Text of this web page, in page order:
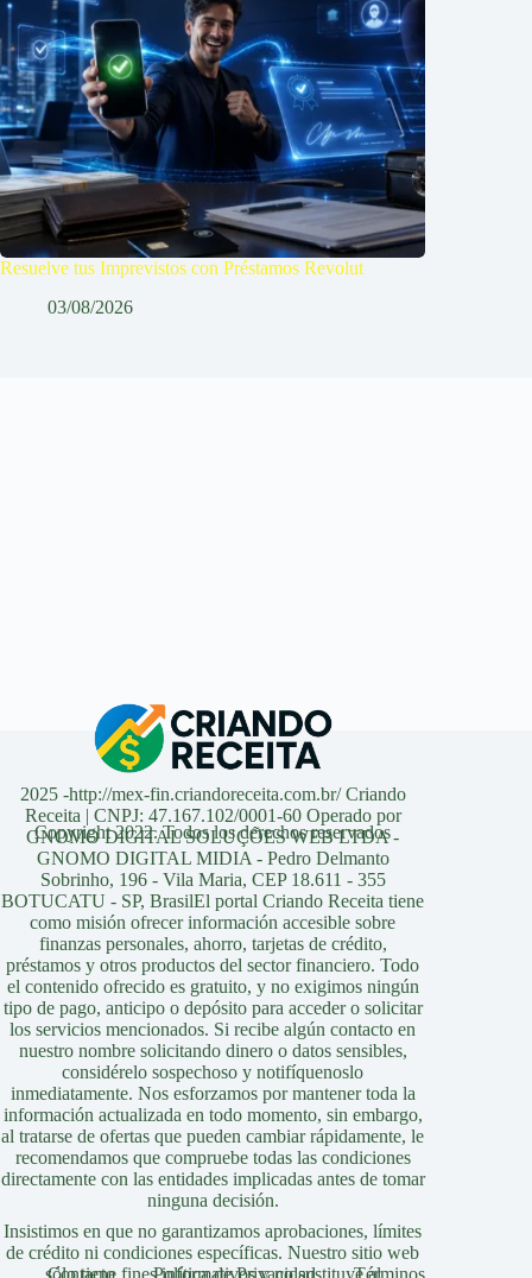
Resuelve tus Imprevistos con Préstamos Revolut
03/08/2026
Copyright 2022. Todos los derechos reservados
2025 -http://mex-fin.criandoreceita.com.br/ Criando
Receita | CNPJ: 47.167.102/0001-60 Operado por
GNOMO DIGITAL SOLUÇÕES WEB LTDA -
GNOMO DIGITAL MIDIA - Pedro Delmanto
Sobrinho, 196 - Vila Maria, CEP 18.611 - 355
BOTUCATU - SP, BrasilEl portal Criando Receita tiene
como misión ofrecer información accesible sobre
finanzas personales, ahorro, tarjetas de crédito,
préstamos y otros productos del sector financiero. Todo
el contenido ofrecido es gratuito, y no exigimos ningún
tipo de pago, anticipo o depósito para acceder o solicitar
los servicios mencionados. Si recibe algún contacto en
nuestro nombre solicitando dinero o datos sensibles,
considérelo sospechoso y notifíquenoslo
inmediatamente. Nos esforzamos por mantener toda la
información actualizada en todo momento, sin embargo,
al tratarse de ofertas que pueden cambiar rápidamente, le
recomendamos que compruebe todas las condiciones
directamente con las entidades implicadas antes de tomar
ninguna decisión.
Insistimos en que no garantizamos aprobaciones, límites
de crédito ni condiciones específicas. Nuestro sitio web
sólo tiene fines informativos y no sustituye al
Contacto Política de Privacidad Términos